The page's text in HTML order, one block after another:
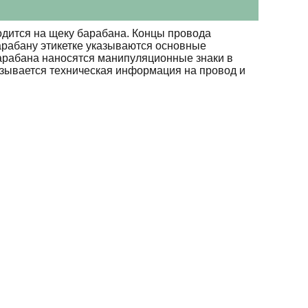
на щеку барабана. Концы провода
этикетке указываются основные
наносятся манипуляционные знаки в
техническая информация на провод и